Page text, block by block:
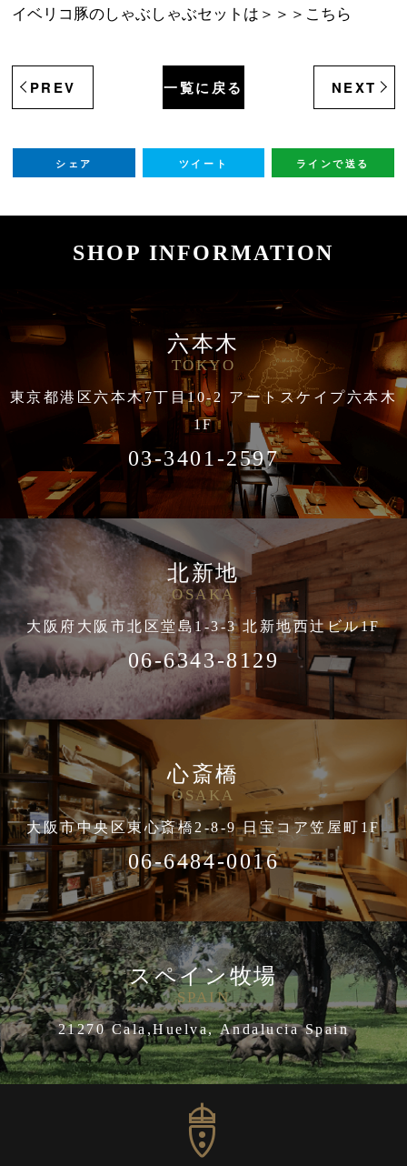
イベリコ豚のしゃぶしゃぶセットは＞＞＞ こちら
PREV NEXT
一覧に戻る
シェア ツイート ラインで送る
SHOP INFORMATION
六本木
TOKYO
東京都港区六本木7丁目10-2 アートスケイプ六本木
1F
03-3401-2597
北新地
OSAKA
大阪府大阪市北区堂島1-3-3 北新地西辻ビル1F
06-6343-8129
心斎橋
OSAKA
大阪市中央区東心斎橋2-8-9 日宝コア笠屋町1F
06-6484-0016
スペイン牧場
SPAIN
21270 Cala,Huelva, Andalucia Spain